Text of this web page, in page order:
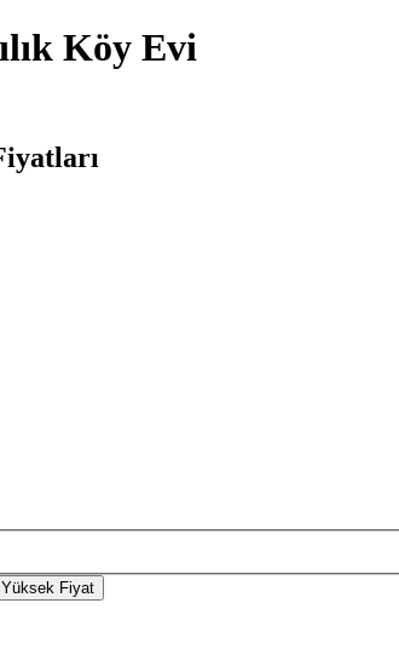
Köy Evi
Yüksek Fiyat